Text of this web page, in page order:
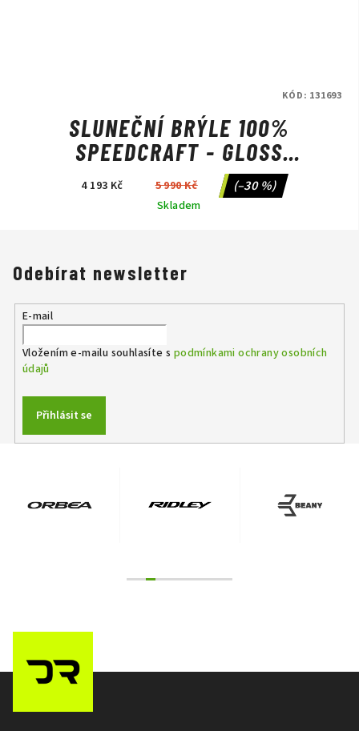
SLUNEČNÍ BRÝLE 100%
SPEEDCRAFT - GLOSS
TRANSLUCENT RED/HIPER RED
MIRROR LTD SAGAN
4 193 Kč 5 990 Kč (–30 %)
Skladem
KÓD: 131693
Odebírat newsletter
E-mail
Vložením e-mailu souhlasíte s podmínkami ochrany osobních
údajů
Přihlásit se